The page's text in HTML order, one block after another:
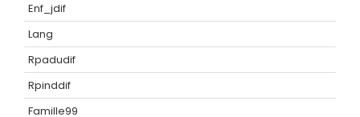
Enf_jdif
Lang
Rpadudif
Rpinddif
Famille99